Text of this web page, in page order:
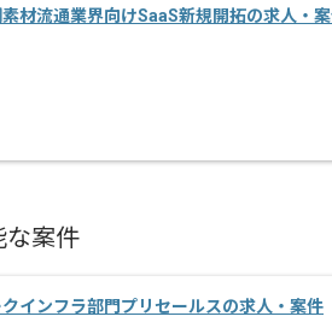
素材流通業界向けSaaS新規開拓の求人・
な案件
クインフラ部門プリセールスの求人・案件